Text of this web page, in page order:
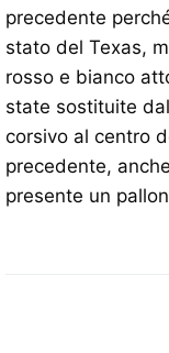
precedente
stato del Texas,
rosso e bianco
state sostituite
corsivo al centro
precedente,
presente un